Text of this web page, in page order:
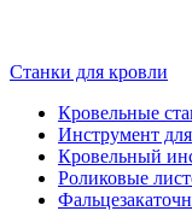
Станки для кровли
Кровельные
Инструмент
Кровельный
Роликовые